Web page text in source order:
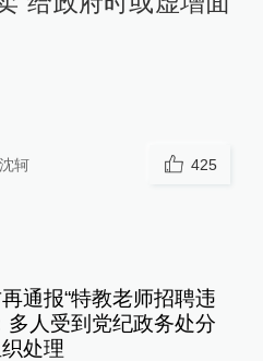
沈轲 425
通报“特教老师招聘违
多人受到党纪政务处分
处理